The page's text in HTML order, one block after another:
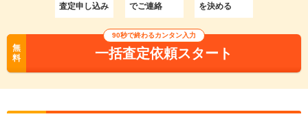
査定申し込み
でご連絡
を決める
無
料
90秒で終わるカンタン入力
一括査定依頼スタート